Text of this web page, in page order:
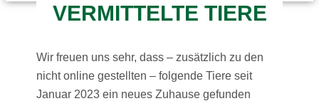
VERMITTELTE TIERE
Wir freuen uns sehr, dass – zusätzlich zu den
nicht online gestellten – folgende Tiere seit
Januar 2023 ein neues Zuhause gefunden